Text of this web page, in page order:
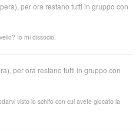
per ora restano tutti in gruppo con
Io mi dissocio.
per ora restano tutti in gruppo con
visto lo schifo con cui avete giocato la